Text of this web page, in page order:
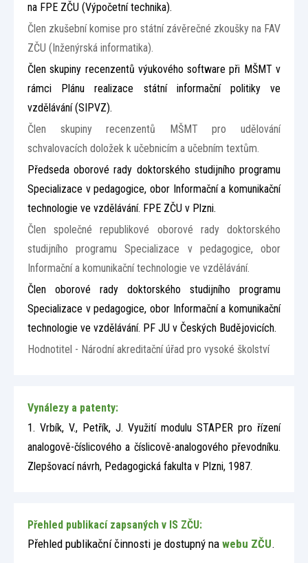
na FPE ZČU (Výpočetní technika).
Člen zkušební komise pro státní závěrečné zkoušky na FAV
ZČU (Inženýrská informatika).
Člen skupiny recenzentů výukového software při MŠMT v
rámci Plánu realizace státní informační politiky ve
vzdělávání (SIPVZ).
Člen skupiny recenzentů MŠMT pro udělování
schvalovacích doložek k učebnicím a učebním textům.
Předseda oborové rady doktorského studijního programu
Specializace v pedagogice, obor Informační a komunikační
technologie ve vzdělávání. FPE ZČU v Plzni.
Člen společné republikové oborové rady doktorského
studijního programu Specializace v pedagogice, obor
Informační a komunikační technologie ve vzdělávání.
Člen oborové rady doktorského studijního programu
Specializace v pedagogice, obor Informační a komunikační
technologie ve vzdělávání. PF JU v Českých Budějovicích.
Hodnotitel - Národní akreditační úřad pro vysoké školství
Vynálezy a patenty:
1. Vrbík, V., Petřík, J. Využití modulu STAPER pro řízení
analogově-číslicového a číslicově-analogového převodníku.
Zlepšovací návrh, Pedagogická fakulta v Plzni, 1987.
Přehled publikací zapsaných v IS ZČU:
Přehled publikační činnosti je dostupný na webu ZČU.